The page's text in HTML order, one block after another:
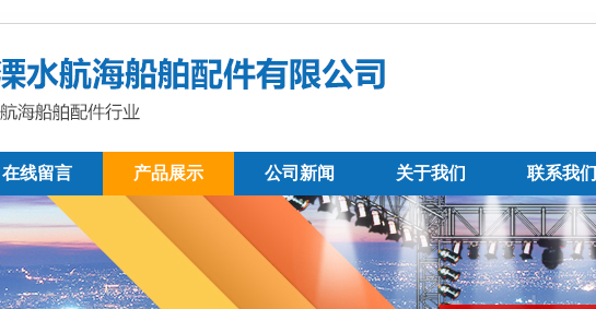
在线留言 产品展示 公司新闻 关于我们 联系我们